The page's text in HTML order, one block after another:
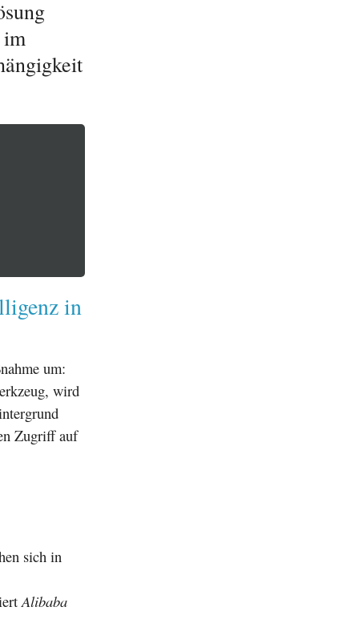
im
in
um:
wird
Zugriff auf
sich in
Alibaba